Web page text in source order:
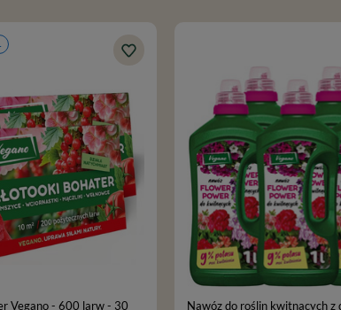
Vegano - 600 larw - 30 Nawóz do roślin kwitnących z